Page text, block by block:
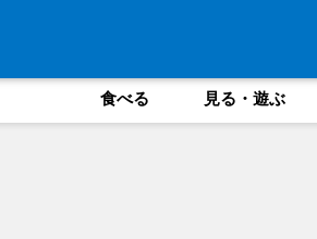
食べる 見る・遊ぶ